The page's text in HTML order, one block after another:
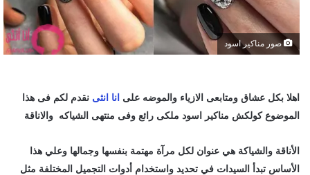
صور مناكير اسود
اهلا بكل عشاق ومتابعى الازياء والموضه على انا انثى نقدم لكم فى هذا
الموضوع كولكش مناكير اسود ملكى رائع وفى منتهى الشياكه والاناقة
الأناقة والشياكة هي عنوان لكل مرآة مهتمة بنفسها وجمالها وعلي هذا
الأساس تبدأ السيدات في تحديد واستخدام أدوات التجميل المختلفة مثل